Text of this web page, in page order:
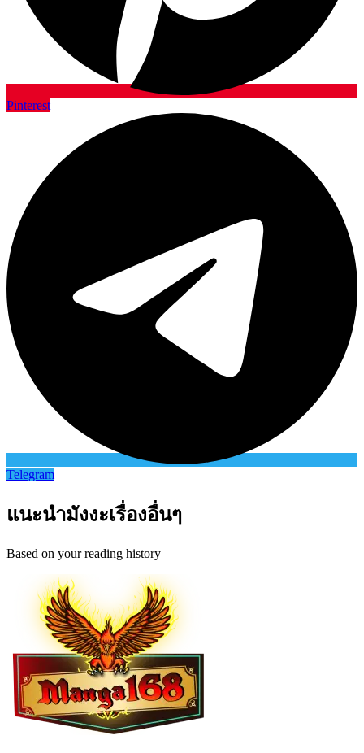
Pinterest
Telegram
แนะนำมังงะเรื่องอื่นๆ
Based on your reading history